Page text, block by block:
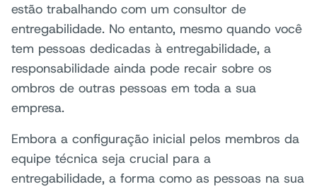
estão trabalhando com um consultor de
entregabilidade. No entanto, mesmo quando você
tem pessoas dedicadas à entregabilidade, a
responsabilidade ainda pode recair sobre os
ombros de outras pessoas em toda a sua
empresa.
Embora a configuração inicial pelos membros da
equipe técnica seja crucial para a
entregabilidade, a forma como as pessoas na sua